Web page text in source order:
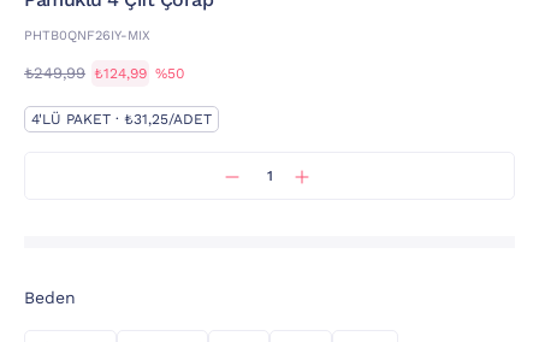
PHTB0QNF26IY-MIX
₺249,99 ₺124,99 %50
4'LÜ PAKET · ₺31,25/ADET
Beden